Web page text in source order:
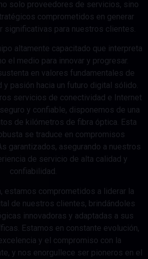
solo proveedores de servicios, sino
comprometidos en generar
significativas para nuestros clientes.
altamente capacitado que interpreta
el medio para innovar y progresar.
en valores fundamentales de
y pasión hacia un futuro digital sólido.
servicios de conectividad e Internet
y confiable, disponemos de una
de kilómetros de fibra óptica. Esta
se traduce en compromisos
garantizados, asegurando a nuestros
de servicio de alta calidad y
confiabilidad.
estamos comprometidos a liderar la
de nuestros clientes, brindándoles
innovadoras y adaptadas a sus
Estamos en constante evolución,
y el compromiso con la
y nos enorgullece ser pioneros en el